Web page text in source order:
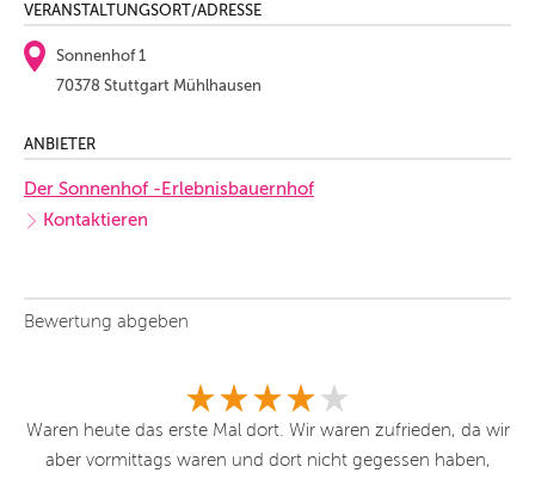
VERANSTALTUNGSORT/ADRESSE
Sonnenhof 1
70378 Stuttgart Mühlhausen
ANBIETER
Der Sonnenhof -Erlebnisbauernhof
Kontaktieren
Bewertung abgeben
Waren heute das erste Mal dort. Wir waren zufrieden, da wir
aber vormittags waren und dort nicht gegessen haben,